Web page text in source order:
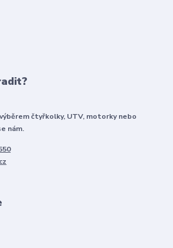
čtyřkolky, UTV, motorky nebo
nám.